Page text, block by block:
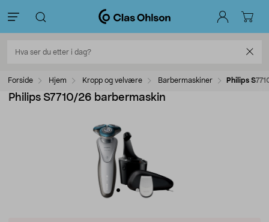
Forside Hjem Kropp og velvære Barbermaskiner Philips
Philips S7710/26 barbermaskin